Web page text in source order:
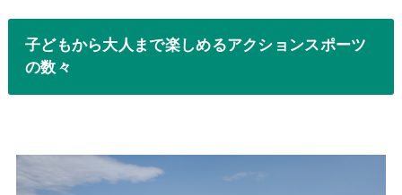
子どもから大人まで楽しめるアクションスポーツ
の数々